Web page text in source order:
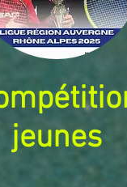
jeunes